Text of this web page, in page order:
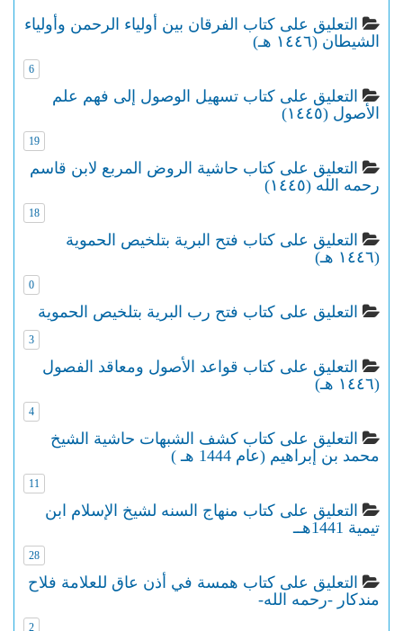
التعليق على كتاب الفرقان بين أولياء الرحمن وأولياء
الشيطان (١٤٤٦ هـ)
6
التعليق على كتاب تسهيل الوصول إلى فهم علم
الأصول (١٤٤٥)
19
التعليق على كتاب حاشية الروض المربع لابن قاسم
رحمه الله (١٤٤٥)
18
التعليق على كتاب فتح البرية بتلخيص الحموية
(١٤٤٦ هـ)
0
التعليق على كتاب فتح رب البرية بتلخيص الحموية
3
التعليق على كتاب قواعد الأصول ومعاقد الفصول
(١٤٤٦ هـ)
4
التعليق على كتاب كشف الشبهات حاشية الشيخ
محمد بن إبراهيم (عام 1444 هـ )
11
التعليق على كتاب منهاج السنه لشيخ الإسلام ابن
تيمية 1441هــ
28
التعليق على كتاب همسة في أذن عاق للعلامة فلاح
مندكار -رحمه الله-
2